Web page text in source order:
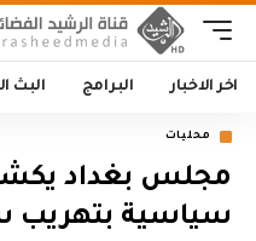
اخر الاخبار البرامج البث
محليات
مجلس بغداد
سياسية بتهريب